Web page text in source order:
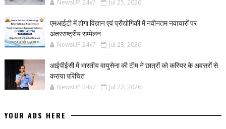
NewsUP 24x7 Jul 25, 2026
एमआईटी में होगा विज्ञान एवं प्रौद्योगिकी में नवीनतम नवाचारों पर
अंतरराष्ट्रीय सम्मेलन
NewsUP 24x7 Jul 23, 2026
आईपीईसी में भारतीय वायुसेना की टीम ने छात्रों को करियर के अवसरों से
कराया परिचित
NewsUP 24x7 Jul 22, 2026
YOUR ADS HERE